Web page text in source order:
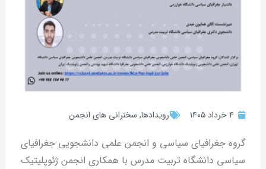
۴ خرداد ۱۴۰۵ رویدادها, سخنرانی های انجمن
گروه جغرافیای سیاسی و انجمن علمی دانشجویی جغرافیای
سیاسی دانشگاه تربیت مدرس با همکاری انجمن ژئوپلیتیک